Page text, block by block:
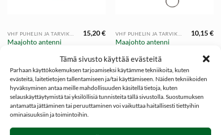
Tämä sivusto käyttää evästeitä
Parhaan käyttökokemuksen tarjoamiseksi käytämme tekniikoita, kuten
evästeitä, laitetietojen tallentamiseen ja/tai käyttämiseen. Näiden tekniikoiden
hyväksyminen antaa meille mahdollisuuden käsitellä tietoja, kuten
selauskäyttäytymistä tai yksilöllisiä tunnisteita tällä sivustolla. Suostumuksen
antamatta jättäminen tai peruuttaminen voi vaikuttaa haitallisesti tiettyihin
ominaisuuksiin ja toimintoihin.
VHF PUHELIN JA TARVIKKEET
Maajohto antenni
15,20€ VHF PUHELIN JA TARVIKKEET
Maajohto antenni
10,15€
SOSIAALINEN MEDIA